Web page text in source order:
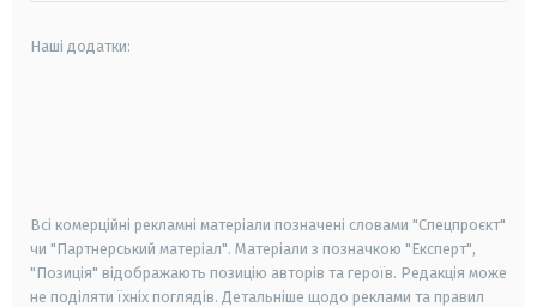
Наші додатки:
Всі комерційні рекламні матеріали позначені словами "Спецпроєкт"
чи "Партнерський матеріал". Матеріали з позначкою "Експерт",
"Позиція" відображають позицію авторів та героїв. Редакція може
не поділяти їхніх поглядів. Детальніше щодо реклами та правил